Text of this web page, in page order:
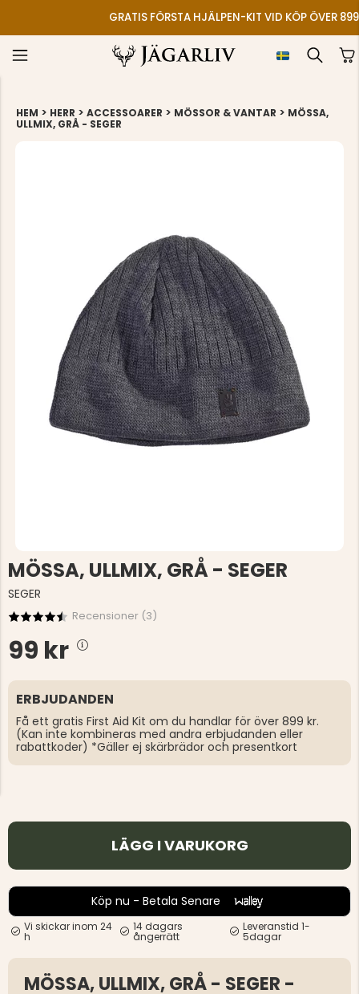
GRATIS FÖRSTA HJÄLPEN-KIT VID KÖP ÖVER
HEM > HERR > ACCESSOARER > MÖSSOR & VANTAR > MÖSSA,
ULLMIX, GRÅ - SEGER
MÖSSA, ULLMIX, GRÅ - SEGER
SEGER
Recensioner (3)
99 kr
ERBJUDANDEN
Få ett gratis First Aid Kit om du handlar för över 899 kr.
(Kan inte kombineras med andra erbjudanden eller
rabattkoder) *Gäller ej skärbrädor och presentkort
LÄGG I VARUKORG
Köp nu - Betala Senare
Vi skickar inom 24
h
14 dagars
ångerrätt
Leveranstid 1-
5dagar
MÖSSA, ULLMIX, GRÅ - SEGER -